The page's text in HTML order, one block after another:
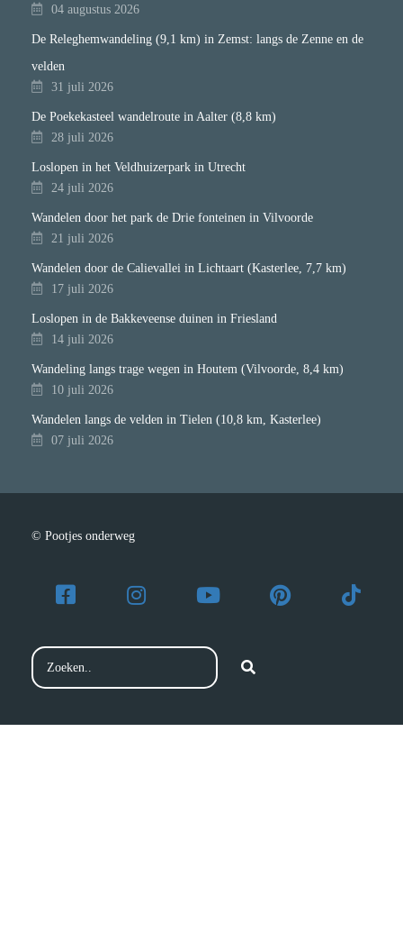
04 augustus 2026
De Releghemwandeling (9,1 km) in Zemst: langs de Zenne en de
velden
31 juli 2026
De Poekekasteel wandelroute in Aalter (8,8 km)
28 juli 2026
Loslopen in het Veldhuizerpark in Utrecht
24 juli 2026
Wandelen door het park de Drie fonteinen in Vilvoorde
21 juli 2026
Wandelen door de Calievallei in Lichtaart (Kasterlee, 7,7 km)
17 juli 2026
Loslopen in de Bakkeveense duinen in Friesland
14 juli 2026
Wandeling langs trage wegen in Houtem (Vilvoorde, 8,4 km)
10 juli 2026
Wandelen langs de velden in Tielen (10,8 km, Kasterlee)
07 juli 2026
© Pootjes onderweg